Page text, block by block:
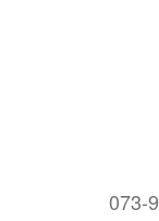
073-